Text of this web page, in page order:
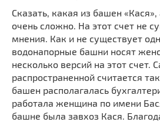
Сказать, какая из башен «Кася»,
очень сложно. На этот счет не
мнения. Как и не существует
водонапорные башни носят
несколько версий на этот счет.
распространенной считается
башен располагалась
работала женщина по имени
башне была завхоз Кася.